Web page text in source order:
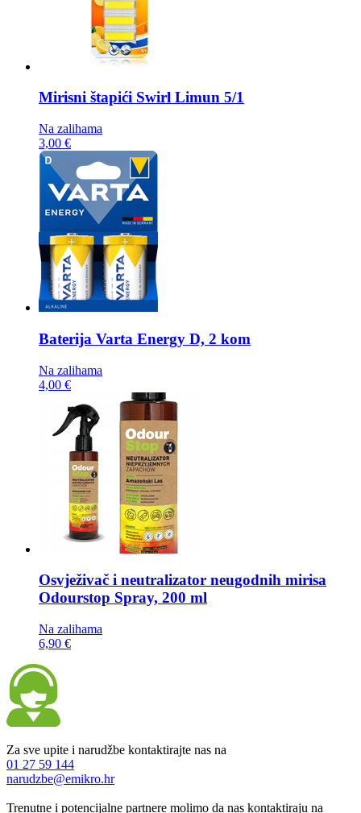
Mirisni štapići Swirl Limun 5/1
Na zalihama
3,00 €
Baterija Varta Energy D, 2 kom
Na zalihama
4,00 €
Osvježivač i neutralizator neugodnih mirisa
Odourstop Spray, 200 ml
Na zalihama
6,90 €
Za sve upite i narudžbe kontaktirajte nas na
01 27 59 144
narudzbe@emikro.hr
Trenutne i potencijalne partnere molimo da nas kontaktiraju na